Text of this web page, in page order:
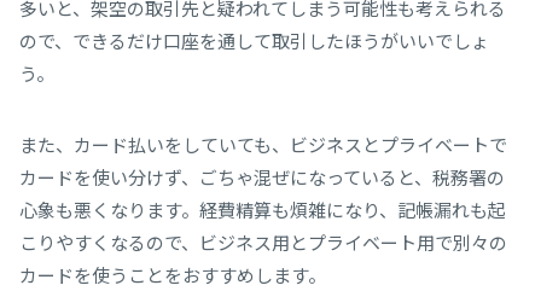
多いと、架空の取引先と疑われてしまう可能性も考えられる
ので、できるだけ口座を通して取引したほうがいいでしょ
う。
また、カード払いをしていても、ビジネスとプライベートで
カードを使い分けず、ごちゃ混ぜになっていると、税務署の
心象も悪くなります。経費精算も煩雑になり、記帳漏れも起
こりやすくなるので、ビジネス用とプライベート用で別々の
カードを使うことをおすすめします。